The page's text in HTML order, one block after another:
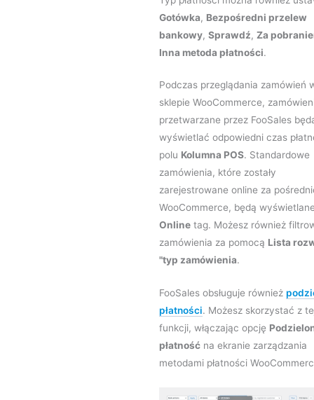
Gotówka, Bezpośredni przelew
bankowy, Sprawdź, Za
Inna metoda płatności.
Podczas przeglądania zamówień
sklepie WooCommerce,
przetwarzane przez FooSales
wyświetlać odpowiedni czas
polu Kolumna POS. Standardowe
zamówienia, które zostały
zarejestrowane online za
WooCommerce, będą
Online tag. Możesz również
zamówienia za pomocą Lista
"typ zamówienia.
FooSales obsługuje również
płatności. Możesz skorzystać z
funkcji, włączając opcję
płatność na ekranie zarządzania
metodami płatności